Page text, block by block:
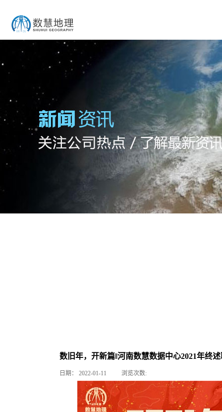
数旧年，开新篇‖河南数慧数据中心2021年终
日期： 2022-01-11 浏览次数: